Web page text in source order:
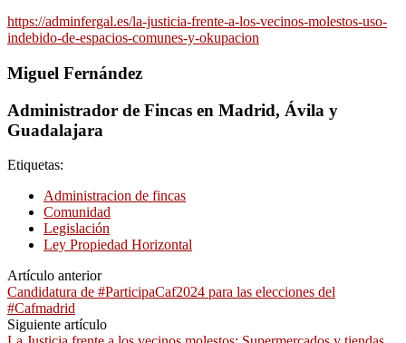
https://adminfergal.es/la-justicia-frente-a-los-vecinos-molestos-uso-
indebido-de-espacios-comunes-y-okupacion
Miguel Fernández
Administrador de Fincas en Madrid, Ávila y
Guadalajara
Etiquetas:
Administracion de fincas
Comunidad
Legislación
Ley Propiedad Horizontal
Artículo anterior
Candidatura de #ParticipaCaf2024 para las elecciones del
#Cafmadrid
Siguiente artículo